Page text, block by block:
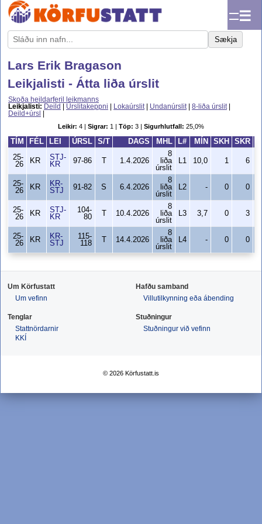
☰
Sækja
Lars Erik Bragason
Leikjalisti - Átta liða úrslit
Skoða heildarferil leikmanns
Leikjalisti: Deild Úrslitakeppni Lokaúrslit| Undanúrslit| 8-liða úrslit|
Deild+úrsl
Leikir: 4 | Sigrar: 1 | Töp: 3 | Sigurhlutfall: 25,0%
TÍM FÉL LEI ÚRSL S/T DAGS MHL L# MÍN SKH SKR
25-
26
KR
STJ-
KR
97-86 1.4.2026
8
liða
úrslit
L1 10,0 1 6
25-
26
KR
KR-
STJ
91-82 S 6.4.2026
8
liða
úrslit
L2 - 0 0
25-
26
KR
STJ-
KR
104-
80
10.4.2026
8
liða
úrslit
L3 3,7 0 3
25-
26
KR
KR-
STJ
115-
118
14.4.2026
8
liða
úrslit
L4 - 0 0
Um Körfustatt
Um vefinn
Hafðu samband
Villutilkynning eða ábending
Tenglar
Stattnördarnir
KKÍ
Stuðningur
Stuðningur við vefinn
© 2026 Körfustatt.is